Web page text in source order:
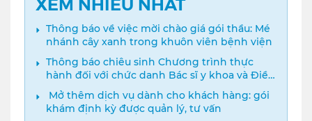
Thông báo về việc mời chào giá gói thầu: Mé
nhánh cây xanh trong khuôn viên bệnh viện
Thông báo chiêu sinh Chương trình thực
hành đối với chức danh Bác sĩ y khoa và Điều
dưỡng năm 2024
️ Mở thêm dịch vụ dành cho khách hàng: gói
khám định kỳ được quản lý, tư vấn